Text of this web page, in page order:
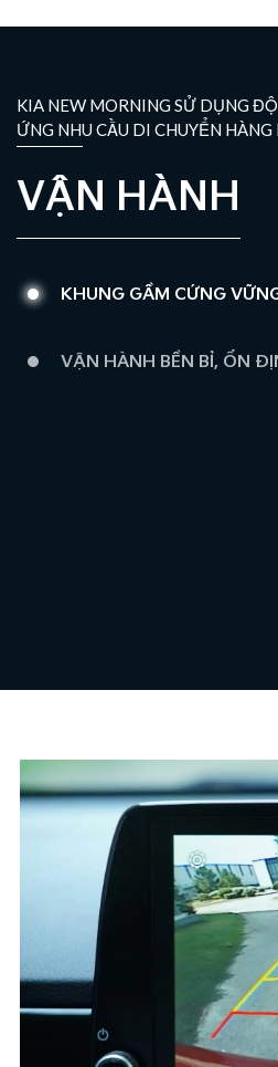
KIA NEW MORNING SỬ DỤNG
ỨNG NHU CẦU DI CHUYỂN
VẬN HÀNH
KHUNG GẦM CỨNG
VẬN HÀNH BỀN BỈ, ỔN